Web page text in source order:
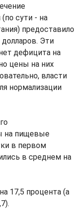
сути - на
предоставило
Эти
дефицита на
цены на них
власти
нормализации
на пищевые
в первом
в среднем на
17,5 процента (а